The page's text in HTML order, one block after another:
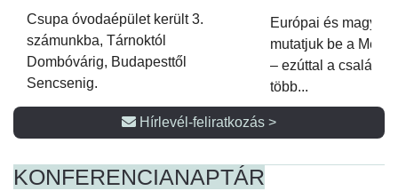
Csupa óvodaépület került 3.
számunkba, Tárnoktól
Dombóvárig, Budapesttől
Sencsenig.
Európai és magyar
mutatjuk be a
– ezúttal a családi
több...
Hírlevél-feliratkozás >
KONFERENCIANAPTÁR